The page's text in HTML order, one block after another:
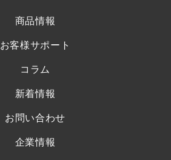
商品情報
お客様サポート
コラム
新着情報
お問い合わせ
企業情報